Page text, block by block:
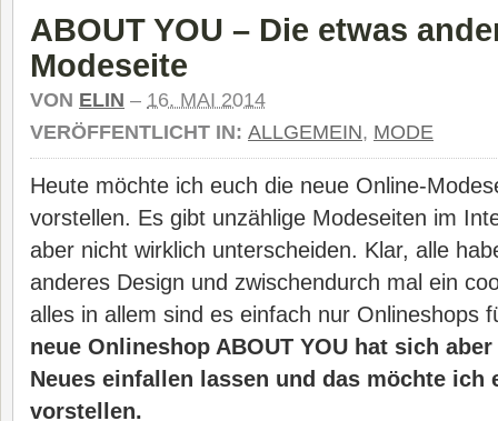
ABOUT YOU – Die etwas
Modeseite
VON ELIN – 16. MAI 2014
VERÖFFENTLICHT IN: ALLGEMEIN, MODE
Heute möchte ich euch die neue Online-
vorstellen. Es gibt unzählige Modeseiten im
aber nicht wirklich unterscheiden. Klar, alle
anderes Design und zwischendurch mal ein
alles in allem sind es einfach nur Onlineshops
neue Onlineshop ABOUT YOU hat sich
Neues einfallen lassen und das möchte ich
vorstellen.